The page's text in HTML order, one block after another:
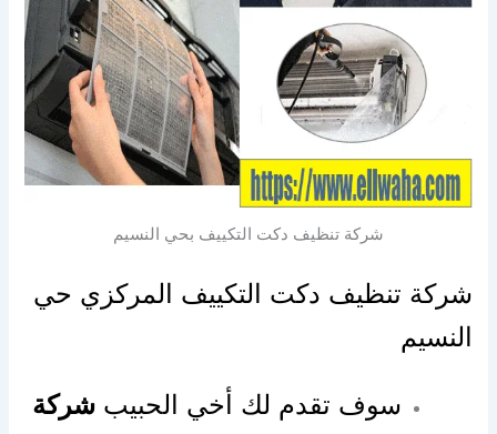
شركة تنظيف دكت التكييف بحي النسيم
شركة تنظيف دكت التكييف المركزي حي
النسيم
سوف تقدم لك أخي الحبيبشركة